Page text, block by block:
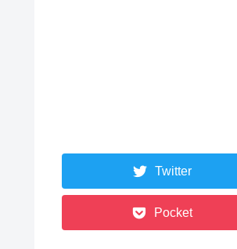
Twitter
Pocket